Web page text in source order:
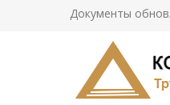
Документы